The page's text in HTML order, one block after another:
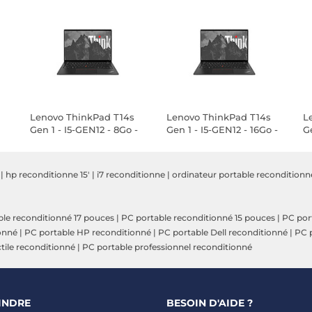
Lenovo ThinkPad T14s
Gen 1 - I5-GEN12 - 8Go -
Lenovo ThinkPad T14s
Gen 1 - I5-GEN12 - 16Go -
hp reconditionne 15' | i7 reconditionne | ordinateur portable
reconditionné 17 pouces | PC portable reconditionné 15 pouces | PC
| PC portable HP reconditionné | PC portable Dell reconditionné | PC
reconditionné | PC portable professionnel reconditionné
BESOIN D'AIDE ?